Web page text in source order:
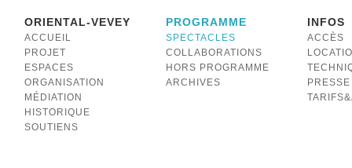
ORIENTAL-VEVEY
ACCUEIL
PROJET
ESPACES
ORGANISATION
MÉDIATION
HISTORIQUE
SOUTIENS
PROGRAMME
SPECTACLES
COLLABORATIONS
HORS PROGRAMME
ARCHIVES
INFOS
ACCÈS
PRESSE